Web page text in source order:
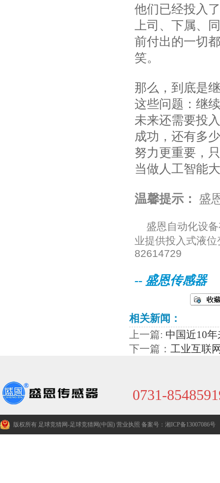
他们已经投入
上司、下属、
前付出的一切
笑。
那么，到底是
这些问题：继
未来还需要投
成功，还有多
努力更重要，
当做人工智能
温馨提示： 盛
盛恩自动化设备
业提供投入式液位
82614729
-- 盛恩传感器
相关新闻：
上一篇: 中国近10
下一篇： 工业互联
0731-
版权所有 足球竞猜网-足球竞猜网(中国) 营业执照 备案号：湘ICP备13007086号